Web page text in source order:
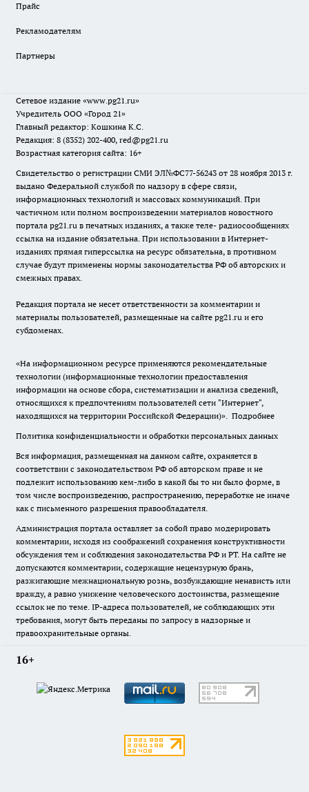
Прайс
Рекламодателям
Партнеры
Сетевое издание «www.pg21.ru»
Учредитель ООО «Город 21»
Главный редактор: Кошкина К.С.
Редакция: 8 (8352) 202-400, red@pg21.ru
Возрастная категория сайта: 16+
Свидетельство о регистрации СМИ ЭЛ№ФС77-56243 от 28 ноября 2013 г.
выдано Федеральной службой по надзору в сфере связи,
информационных технологий и массовых коммуникаций. При
частичном или полном воспроизведении материалов новостного
портала pg21.ru в печатных изданиях, а также теле- радиосообщениях
ссылка на издание обязательна. При использовании в Интернет-
изданиях прямая гиперссылка на ресурс обязательна, в противном
случае будут применены нормы законодательства РФ об авторских и
смежных правах.
Редакция портала не несет ответственности за комментарии и
материалы пользователей, размещенные на сайте pg21.ru и его
субдоменах.
«На информационном ресурсе применяются рекомендательные
технологии (информационные технологии предоставления
информации на основе сбора, систематизации и анализа сведений,
относящихся к предпочтениям пользователей сети "Интернет",
находящихся на территории Российской Федерации)». Подробнее
Политика конфиденциальности и обработки персональных данных
Вся информация, размещенная на данном сайте, охраняется в
соответствии с законодательством РФ об авторском праве и не
подлежит использованию кем-либо в какой бы то ни было форме, в
том числе воспроизведению, распространению, переработке не иначе
как с письменного разрешения правообладателя.
Администрация портала оставляет за собой право модерировать
комментарии, исходя из соображений сохранения конструктивности
обсуждения тем и соблюдения законодательства РФ и РТ. На сайте не
допускаются комментарии, содержащие нецензурную брань,
разжигающие межнациональную рознь, возбуждающие ненависть или
вражду, а равно унижение человеческого достоинства, размещение
ссылок не по теме. IP-адреса пользователей, не соблюдающих эти
требования, могут быть переданы по запросу в надзорные и
правоохранительные органы.
16+